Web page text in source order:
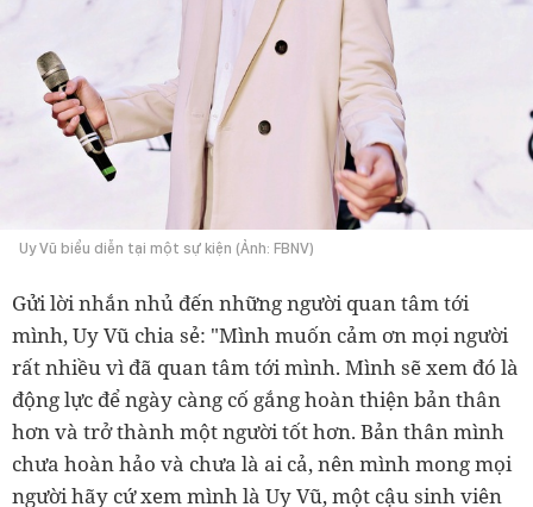
Uy Vũ biểu diễn tại một sự kiện (Ảnh: FBNV)
Gửi lời nhắn nhủ đến những người quan tâm tới
mình, Uy Vũ chia sẻ: "Mình muốn cảm ơn mọi người
rất nhiều vì đã quan tâm tới mình. Mình sẽ xem đó là
động lực để ngày càng cố gắng hoàn thiện bản thân
hơn và trở thành một người tốt hơn. Bảnthân mình
chưa hoàn hảo và chưa là ai cả, nên mình mong mọi
người hãy cứ xemmình là Uy Vũ, một cậu sinh viên